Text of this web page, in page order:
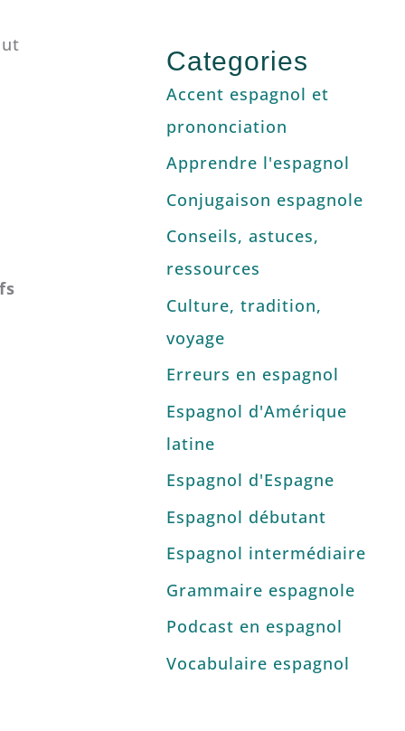
Categories
Accent espagnol et
prononciation
Apprendre l'espagnol
Conjugaison espagnole
Conseils, astuces,
ressources
Culture, tradition,
voyage
Erreurs en espagnol
Espagnol d'Amérique
latine
Espagnol d'Espagne
Espagnol débutant
Espagnol intermédiaire
Grammaire espagnole
Podcast en espagnol
Vocabulaire espagnol